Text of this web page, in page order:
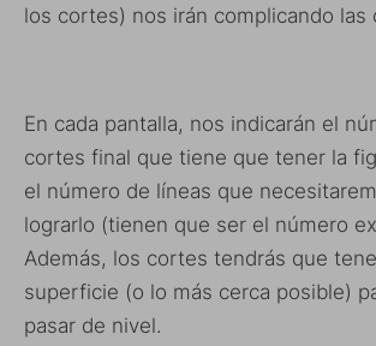
los cortes) nos irán complicando las
En cada pantalla, nos indicarán el
cortes final que tiene que tener la
el número de líneas que
lograrlo (tienen que ser el número
Además, los cortes tendrás que
superficie (o lo más cerca posible)
pasar de nivel.